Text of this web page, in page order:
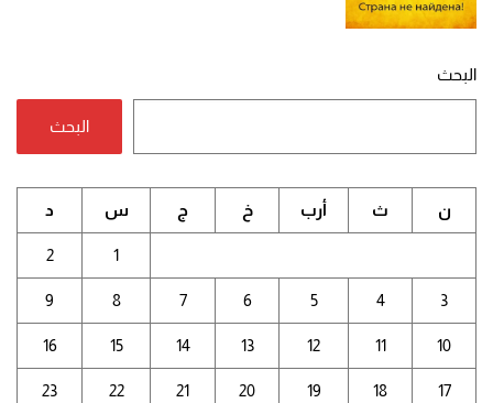
البحث
البحث
ن ث أرب خ ج س د
1
2
3
4
5
6
7
8
9
10
11
12
13
14
15
16
17
18
19
20
21
22
23